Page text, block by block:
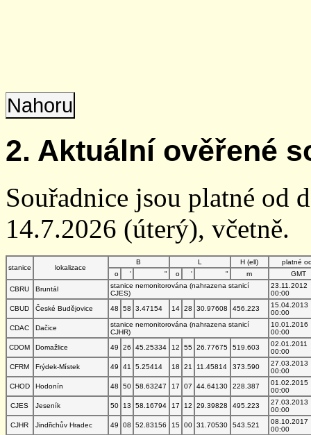
Nahoru
2. Aktuální ověřené
Souřadnice jsou platné od
14.7.2026 (úterý), včetně.
stanice lokalizace
B L H (ell)
platné
o
' " o ' " m
GMT
CBRU
Bruntál
stanice nemonitorována (nahrazena stanicí
CJES)
23.11.2012
00:00
CBUD
České Budějovice 48 58 3.47154 14 28 30.97608 456.223
15.04.2013
00:00
CDAC
Dačice
stanice nemonitorována (nahrazena stanicí
CJHR)
10.01.2016
00:00
CDOM
Domažlice 49 26 45.25334 12 55 26.77675 519.603
02.01.2011
00:00
CFRM
Frýdek-Místek 49 41 5.25414 18 21 11.45814 373.590
27.03.2013
00:00
CHOD
Hodonín 48 50 58.63247 17 07 44.64130 228.387
01.02.2015
00:00
CJES
Jeseník 50 13 58.16794 17 12 29.39828 495.223
27.03.2013
00:00
CJHR
Jindřichův Hradec 49 08 52.83156 15 00 31.70530 543.521
08.10.2017
00:00